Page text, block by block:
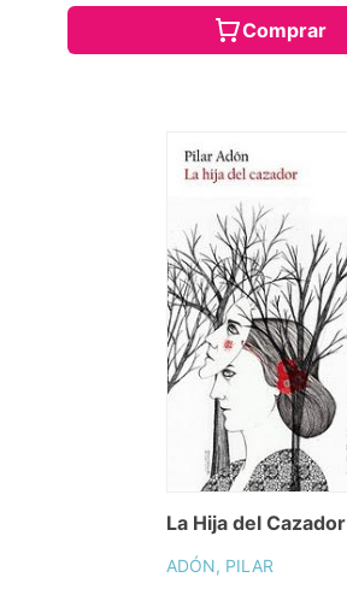
Comprar
La Hija del Cazador
ADÓN, PILAR